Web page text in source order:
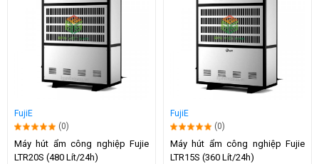
FujiE
(0)
Máy hút ẩm công nghiệp Fujie
LTR20S (480 Lít/24h)
FujiE
(0)
Máy hút ẩm công nghiệp Fujie
LTR15S (360 Lít/24h)